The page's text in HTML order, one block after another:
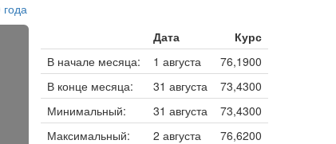
года
Дата
Курс
В начале месяца:
1 августа
76,1900
В конце месяца:
31 августа
73,4300
Минимальный:
31 августа
73,4300
Максимальный:
2 августа 76,6200